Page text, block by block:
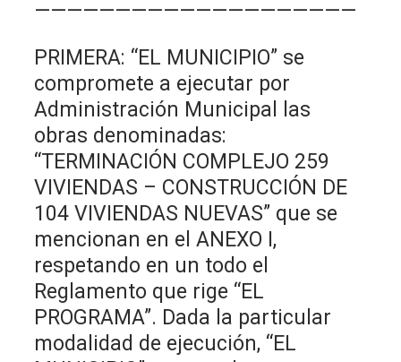
————————————————————
PRIMERA: “EL MUNICIPIO” se
compromete a ejecutar por
Administración Municipal las
obras denominadas:
“TERMINACIÓN COMPLEJO 259
VIVIENDAS – CONSTRUCCIÓN DE
104 VIVIENDAS NUEVAS” que se
mencionan en el ANEXO I,
respetando en un todo el
Reglamento que rige “EL
PROGRAMA”. Dada la particular
modalidad de ejecución, “EL